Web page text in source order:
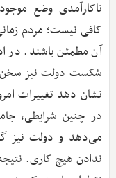
ناکارآمدی وضع
کافی نیست؛ مردم
آن مطمئن باشند. در
شکست دولت نیز سخن
نشان دهد تغییرات
در چنین شرایطی،
می‌دهد و دولت نیز
ندادن هیچ کاری.